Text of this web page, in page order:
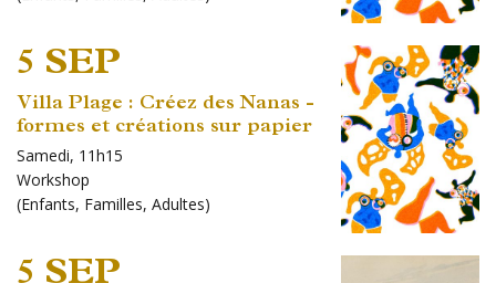
5 SEP
Villa Plage : Créez des Nanas -
formes et créations sur papier
Samedi, 11h15
Workshop
(Enfants, Familles, Adultes)
5 SEP